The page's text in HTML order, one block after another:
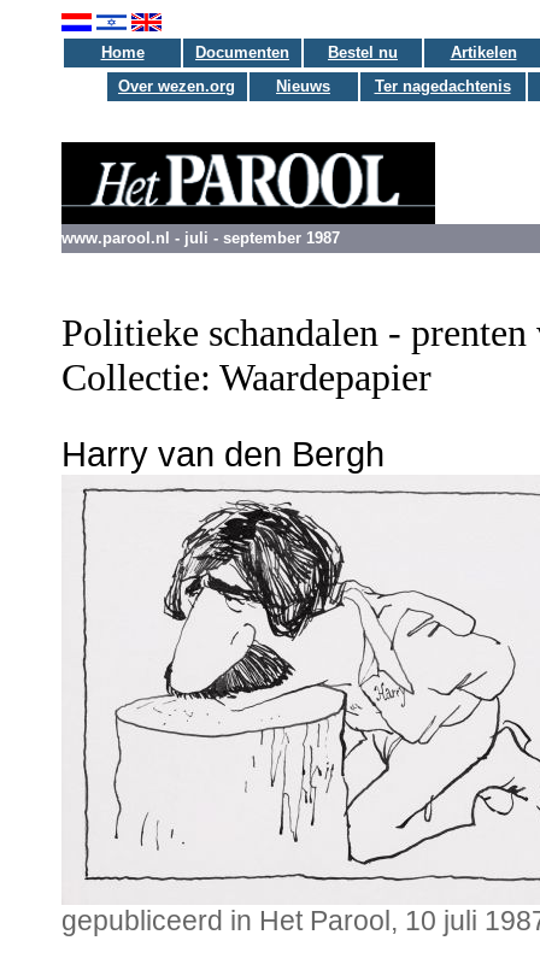
Home Documenten Bestel nu
Artikelen
Over wezen.org
Nieuws Ter nagedachtenis
www.parool.nl - juli - september 1987
Politieke schandalen - prenten
Collectie: Waardepapier
Harry van den Bergh
gepubliceerd in Het Parool, 10 juli